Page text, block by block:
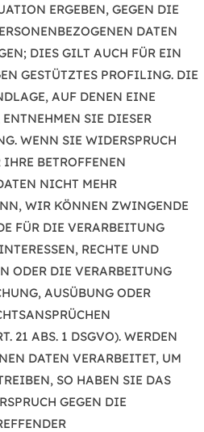
ERGEBEN, GEGEN DIE
DATEN
DIES GILT AUCH FÜR EIN
GESTÜTZTES PROFILING. DIE
AUF DENEN EINE
SIE DIESER
WENN SIE WIDERSPRUCH
BETROFFENEN
NICHT MEHR
WIR KÖNNEN ZWINGENDE
FÜR DIE VERARBEITUNG
RECHTE UND
ODER DIE VERARBEITUNG
AUSÜBUNG ODER
21 ABS. 1 DSGVO). WERDEN
DATEN VERARBEITET, UM
SO HABEN SIE DAS
GEGEN DIE